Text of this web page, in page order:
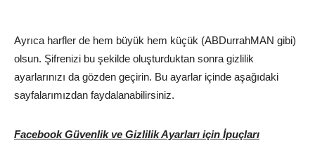
Ayrıca harfler de hem büyük hem küçük (ABDurrahMAN gibi)
olsun. Şifrenizi bu şekilde oluşturduktan sonra gizlilik
ayarlarınızı da gözden geçirin. Bu ayarlar içinde aşağıdaki
sayfalarımızdan faydalanabilirsiniz.
Facebook Güvenlik ve Gizlilik Ayarları için İpuçları